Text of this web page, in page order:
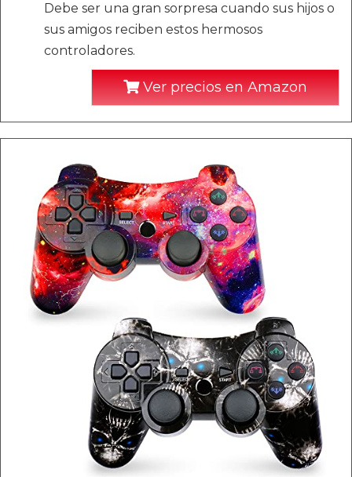
Debe ser una gran sorpresa cuando sus hijos o
sus amigos reciben estos hermosos
controladores.
Ver precios en Amazon